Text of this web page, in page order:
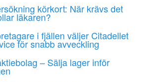
körkort: När krävs det
läkaren?
i fjällen väljer Citadellet
för snabb avveckling
– Sälja lager inför